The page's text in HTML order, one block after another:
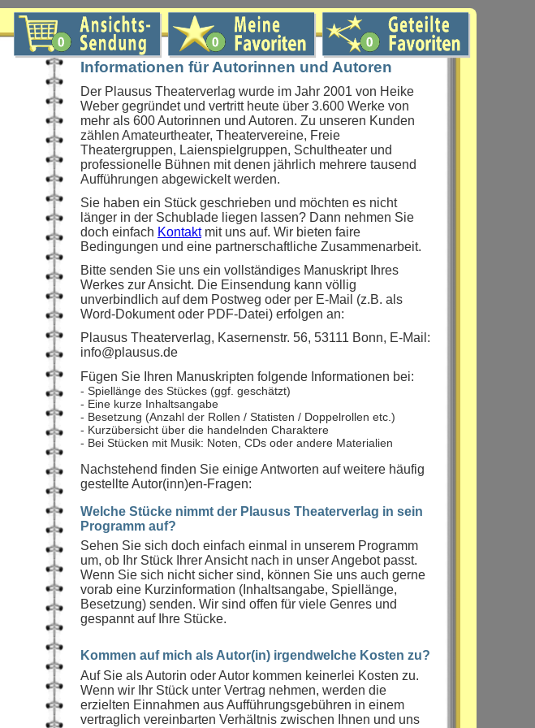
Informationen für Autorinnen und Autoren
Der Plausus Theaterverlag wurde im Jahr 2001 von Heike
Weber gegründet und vertritt heute über 3.600 Werke von
mehr als 600 Autorinnen und Autoren. Zu unseren Kunden
zählen Amateurtheater, Theatervereine, Freie
Theatergruppen, Laienspielgruppen, Schultheater und
professionelle Bühnen mit denen jährlich mehrere tausend
Aufführungen abgewickelt werden.
Sie haben ein Stück geschrieben und möchten es nicht
länger in der Schublade liegen lassen? Dann nehmen Sie
doch einfach Kontaktmit uns auf. Wir bieten faire
Bedingungen und eine partnerschaftliche Zusammenarbeit.
Bitte senden Sie uns ein vollständiges Manuskript Ihres
Werkes zur Ansicht. Die Einsendung kann völlig
unverbindlich auf dem Postweg oder per E-Mail (z.B. als
Word-Dokument oder PDF-Datei) erfolgen an:
Plausus Theaterverlag, Kasernenstr. 56, 53111 Bonn, E-Mail:
info@plausus.de
Fügen Sie Ihren Manuskripten folgende Informationen bei:
- Spiellänge des Stückes (ggf. geschätzt)
- Eine kurze Inhaltsangabe
- Besetzung (Anzahl der Rollen / Statisten / Doppelrollen etc.)
- Kurzübersicht über die handelnden Charaktere
- Bei Stücken mit Musik: Noten, CDs oder andere Materialien
Nachstehend finden Sie einige Antworten auf weitere häufig
gestellte Autor(inn)en-Fragen:
Welche Stücke nimmt der Plausus Theaterverlag in sein
Programm auf?
Sehen Sie sich doch einfach einmal in unserem Programm
um, ob Ihr Stück Ihrer Ansicht nach in unser Angebot passt.
Wenn Sie sich nicht sicher sind, können Sie uns auch gerne
vorab eine Kurzinformation (Inhaltsangabe, Spiellänge,
Besetzung) senden. Wir sind offen für viele Genres und
gespannt auf Ihre Stücke.
Kommen auf mich als Autor(in) irgendwelche Kosten zu?
Auf Sie als Autorin oder Autor kommen keinerlei Kosten zu.
Wenn wir Ihr Stück unter Vertrag nehmen, werden die
erzielten Einnahmen aus Aufführungsgebühren in einem
vertraglich vereinbarten Verhältnis zwischen Ihnen und uns